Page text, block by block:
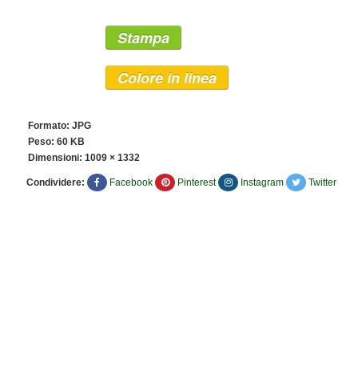
Stampa
Colore in linea
Formato: JPG
Peso: 60 KB
Dimensioni: 1009 × 1332
Condividere: Facebook Pinterest Instagram Twitter